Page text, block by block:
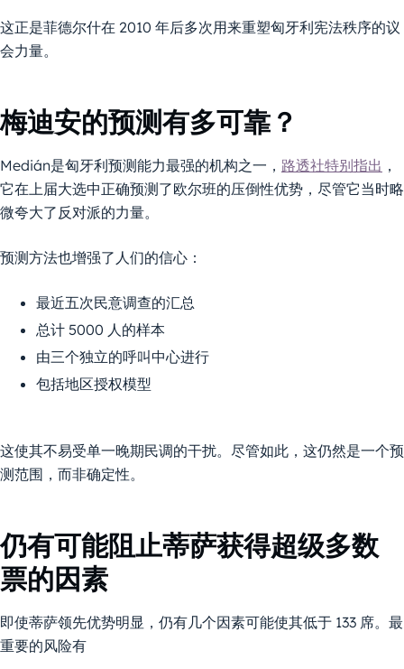
这正是菲德尔什在 2010 年后多次用来重塑匈牙利宪法秩序的议
会力量。
梅迪安的预测有多可靠？
Medián是匈牙利预测能力最强的机构之一， 路透社特别指出 ，
它在上届大选中正确预测了欧尔班的压倒性优势，尽管它当时略
微夸大了反对派的力量。
预测方法也增强了人们的信心：
最近五次民意调查的汇总
总计 5000 人的样本
由三个独立的呼叫中心进行
包括地区授权模型
这使其不易受单一晚期民调的干扰。尽管如此，这仍然是一个预
测范围，而非确定性。
仍有可能阻止蒂萨获得超级多数
票的因素
即使蒂萨领先优势明显，仍有几个因素可能使其低于 133 席。最
重要的风险有